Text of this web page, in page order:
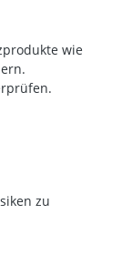
wie
zu